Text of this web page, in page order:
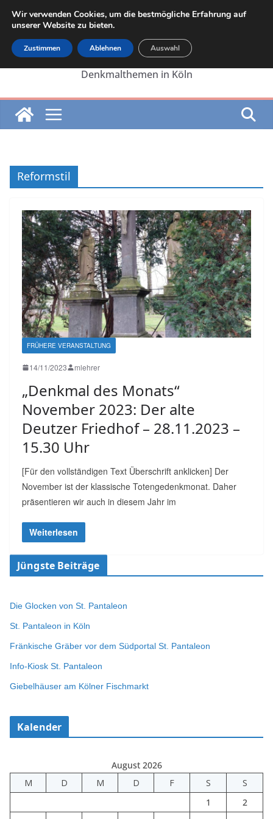
Zum
Inhalt
springen
Die Internetseite von Martin Lehrer zu
Denkmalthemen in Köln
Reformstil
FRÜHERE VERANSTALTUNG
14/11/2023 mlehrer
„Denkmal des Monats“
November 2023: Der alte
Deutzer Friedhof – 28.11.2023 –
15.30 Uhr
[Für den vollständigen Text Überschrift anklicken] Der
November ist der klassische Totengedenkmonat. Daher
präsentieren wir auch in diesem Jahr im
Weiterlesen
Jüngste Beiträge
Die Glocken von St. Pantaleon
St. Pantaleon in Köln
Fränkische Gräber vor dem Südportal St. Pantaleon
Info-Kiosk St. Pantaleon
Giebelhäuser am Kölner Fischmarkt
Kalender
August 2026
M
D M D F S
S
1
2
Wir verwenden Cookies, um die bestmögliche Erfahrung auf
unserer Website zu bieten.
Zustimmen Ablehnen Auswahl